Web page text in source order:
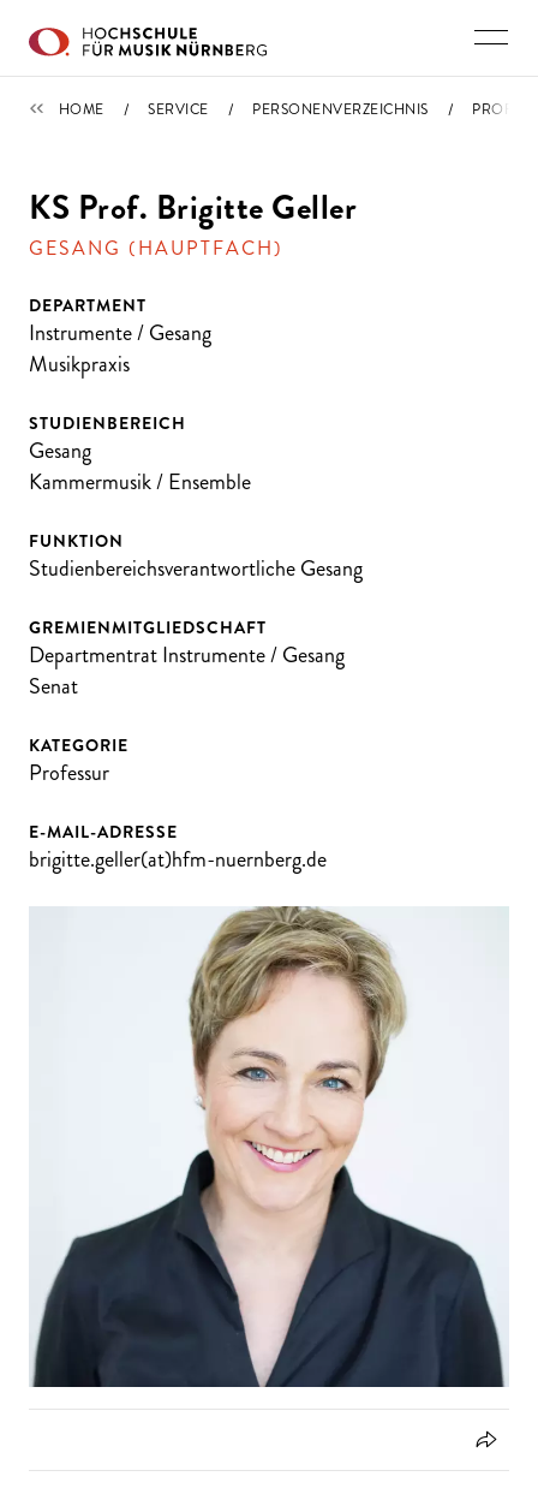
PERSONENVERZEICHNIS
HOME SERVICE PERSONENVERZEICHNIS PROFIL
KS Prof. Brigitte Geller
GESANG (HAUPTFACH)
DEPARTMENT
Instrumente / Gesang
Musikpraxis
STUDIENBEREICH
Gesang
Kammermusik / Ensemble
FUNKTION
Studienbereichsverantwortliche Gesang
GREMIENMITGLIEDSCHAFT
Departmentrat Instrumente / Gesang
Senat
KATEGORIE
Professur
E-MAIL-ADRESSE
brigitte.geller(at)hfm-nuernberg.de